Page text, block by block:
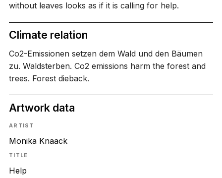
without leaves looks as if it is calling for help.
Climate relation
Co2-Emissionen setzen dem Wald und den Bäumen
zu. Waldsterben. Co2 emissions harm the forest and
trees. Forest dieback.
Artwork data
ARTIST
Monika Knaack
TITLE
Help